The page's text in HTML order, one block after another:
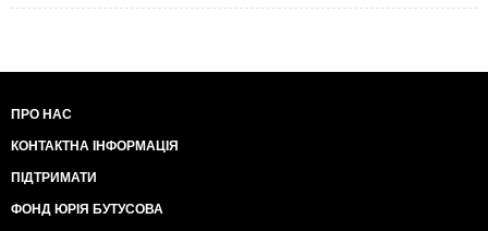
ПРО НАС
КОНТАКТНА ІНФОРМАЦІЯ
ПІДТРИМАТИ
ФОНД ЮРІЯ БУТУСОВА